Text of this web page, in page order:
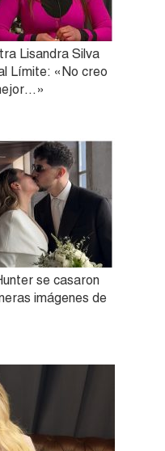
Lisandra Silva
Límite: «No creo
se casaron
imágenes de